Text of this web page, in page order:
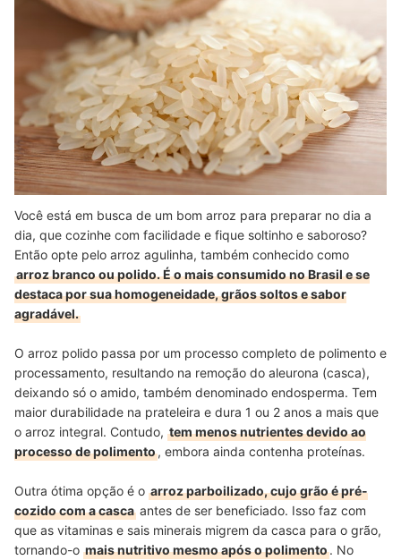
Você está em busca de um bom arroz para preparar no dia a
dia, que cozinhe com facilidade e fique soltinho e saboroso?
Então opte pelo arroz agulinha, também conhecido como
arroz branco ou polido. É o mais consumido no Brasil e se
destaca por sua homogeneidade, grãos soltos e sabor
agradável.
O arroz polido passa por um processo completo de polimento e
processamento, resultando na remoção do aleurona (casca),
deixando só o amido, também denominado endosperma. Tem
maior durabilidade na prateleira e dura 1 ou 2 anos a mais que
o arroz integral. Contudo, tem menos nutrientes devido ao
processo de polimento, embora ainda contenha proteínas.
Outra ótima opção é o arroz parboilizado, cujo grão é pré-
cozido com a casca antes de ser beneficiado. Isso faz com
que as vitaminas e sais minerais migrem da casca para o grão,
tornando-o mais nutritivo mesmo após o polimento. No